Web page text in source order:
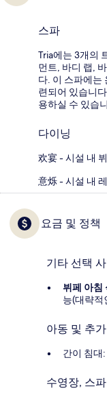
스파
Tria에는 3개의
먼트, 바디 랩,
다. 이 스파에는
련되어 있습니
용하실 수 있습
다이닝
欢宴 - 시설 내
意烁 - 시설 내
요금 및 정책
기타 선택
뷔페 아침
능(대략적
아동 및 추
간이 침대
수영장, 스